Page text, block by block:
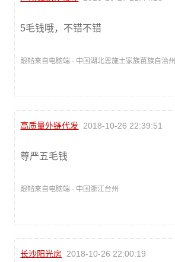
5毛钱哦，不错不错
跟帖来自电脑端 · 中国湖北恩施土家族苗族自治州
高质量外链代发 2018-10-26 22:39:51
尊严五毛钱
跟帖来自电脑端 · 中国浙江台州
长沙阳光房 2018-10-26 22:00:19